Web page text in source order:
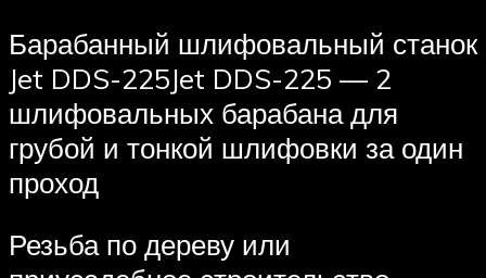
Барабанный шлифовальный станок
Jet DDS-225Jet DDS-225 — 2
шлифовальных барабана для
грубой и тонкой шлифовки за один
проход
Резьба по дереву или